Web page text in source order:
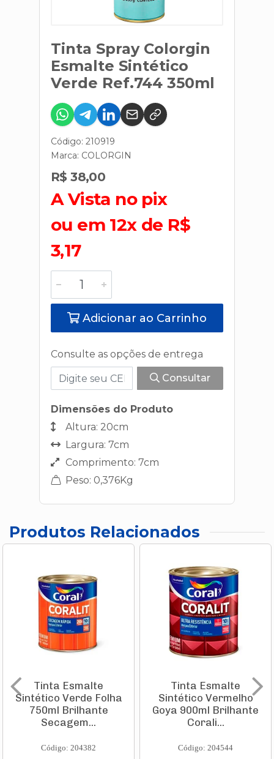
Tinta Spray Colorgin
Esmalte Sintético
Verde Ref.744 350ml
Código: 210919
Marca: COLORGIN
R$ 38,00
A Vista no pix
ou em 12x de R$
3,17
Adicionar ao Carrinho
Consulte as opções de entrega
Consultar
Dimensões do Produto
Altura: 20cm
Largura: 7cm
Comprimento: 7cm
Peso: 0,376Kg
Produtos Relacionados
Tinta Esmalte
Sintético Verde Folha
750ml Brilhante
Secagem...
Código: 204382
Tinta Esmalte
Sintético Vermelho
Goya 900ml Brilhante
Corali...
Código: 204544